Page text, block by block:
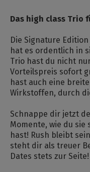
Das high class Trio
Die Signature
hat es ordentlich in
Trio hast du nicht
Vorteilspreis sofort
hast auch eine
Wirkstoffen, durch
Schnappe dir jetzt
Momente, wie du
hast! Rush bleibt
steht dir als treuer
Dates stets zur Seite!